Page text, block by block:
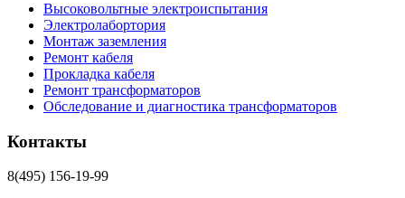
Высоковольтные электроиспытания
Электролабортория
Монтаж заземления
Ремонт кабеля
Прокладка кабеля
Ремонт трансформаторов
Обследование и диагностика трансформаторов
Контакты
8(495) 156-19-99